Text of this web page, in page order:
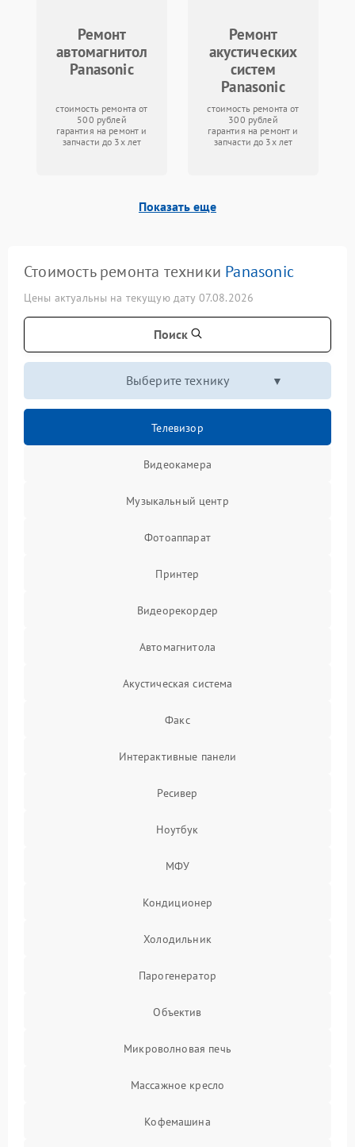
Ремонт
автомагнитол
Panasonic
стоимость ремонта от
500 рублей
гарантия на ремонт и
запчасти до 3х лет
Ремонт
акустических
систем
Panasonic
стоимость ремонта от
300 рублей
гарантия на ремонт и
запчасти до 3х лет
Показать еще
Стоимость ремонта техники Panasonic
Цены актуальны на текущую дату 07.08.2026
Поиск
Выберите технику
Телевизор
Видеокамера
Музыкальный центр
Фотоаппарат
Принтер
Видеорекордер
Автомагнитола
Акустическая система
Факс
Интерактивные панели
Ресивер
Ноутбук
МФУ
Кондиционер
Холодильник
Парогенератор
Объектив
Микроволновая печь
Массажное кресло
Кофемашина